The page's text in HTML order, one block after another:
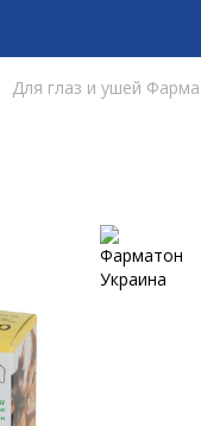
Для глаз и ушей